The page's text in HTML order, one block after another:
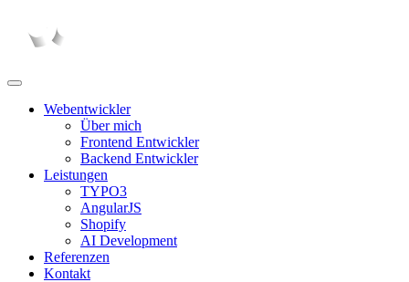
Webentwickler
Über mich
Frontend Entwickler
Backend Entwickler
Leistungen
TYPO3
AngularJS
Shopify
AI Development
Referenzen
Kontakt